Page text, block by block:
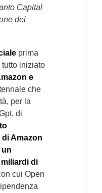
Capital
dei
prima
tutto iniziato
e
che
per la
di
Amazon
un
di
cui Open